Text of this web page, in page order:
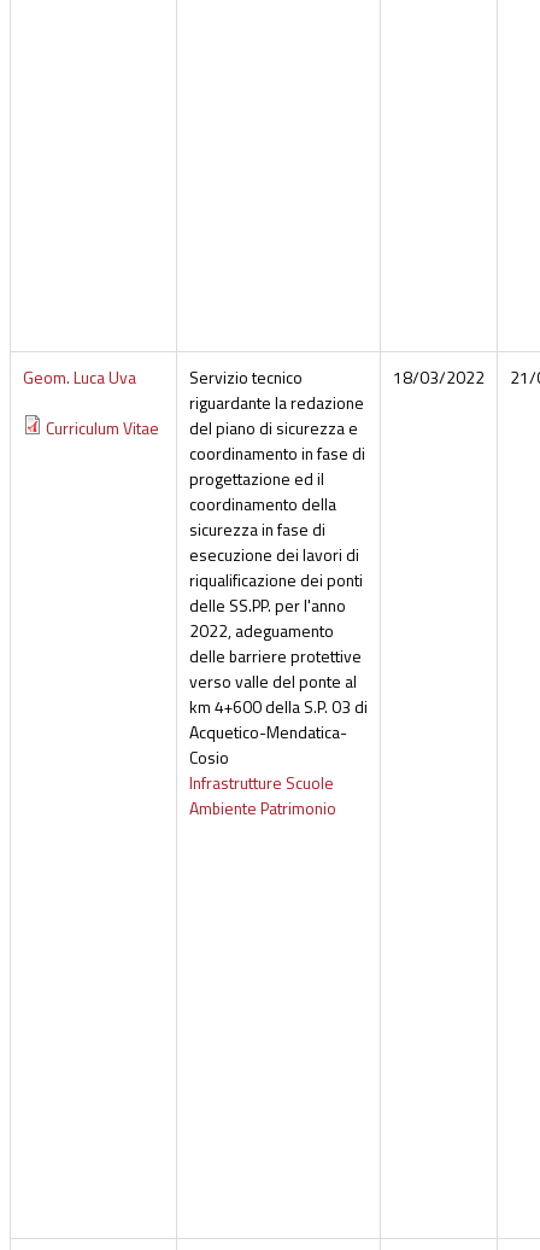
Geom. Luca Uva
Curriculum Vitae
Servizio tecnico
riguardante la redazione
del piano di sicurezza e
coordinamento in fase di
progettazione ed il
coordinamento della
sicurezza in fase di
esecuzione dei lavori di
riqualificazione dei ponti
delle SS.PP. per l'anno
2022, adeguamento
delle barriere protettive
verso valle del ponte al
km 4+600 della S.P. 03 di
Acquetico-Mendatica-
Cosio
Infrastrutture Scuole
Ambiente Patrimonio
18/03/2022